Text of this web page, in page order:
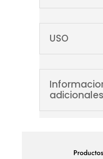
USO
adicionales